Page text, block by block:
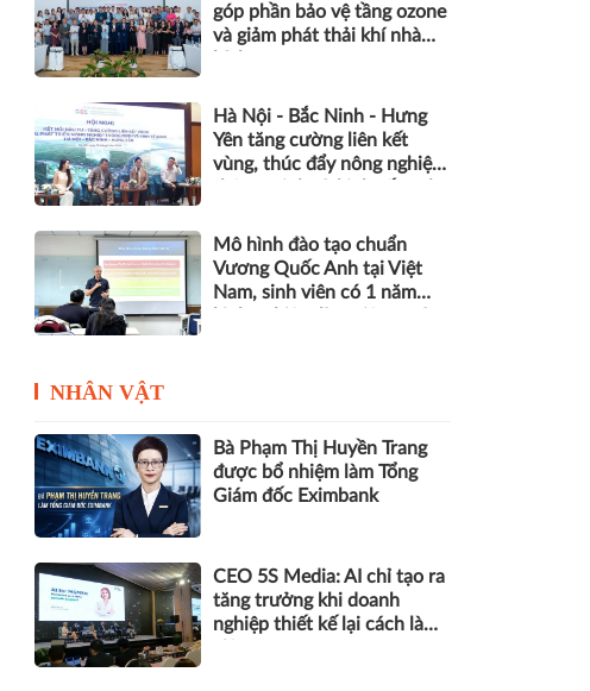
góp phần bảo vệ tầng ozone
và giảm phát thải khí nhà
Hà Nội - Bắc Ninh - Hưng
Yên tăng cường liên kết
vùng, thúc đẩy nông nghiệp
Mô hình đào tạo chuẩn
Vương Quốc Anh tại Việt
Nam, sinh viên có 1 năm
NHÂN VẬT
Bà Phạm Thị Huyền Trang
được bổ nhiệm làm Tổng
Giám đốc Eximbank
CEO 5S Media: AI chỉ tạo ra
tăng trưởng khi doanh
nghiệp thiết kế lại cách làm